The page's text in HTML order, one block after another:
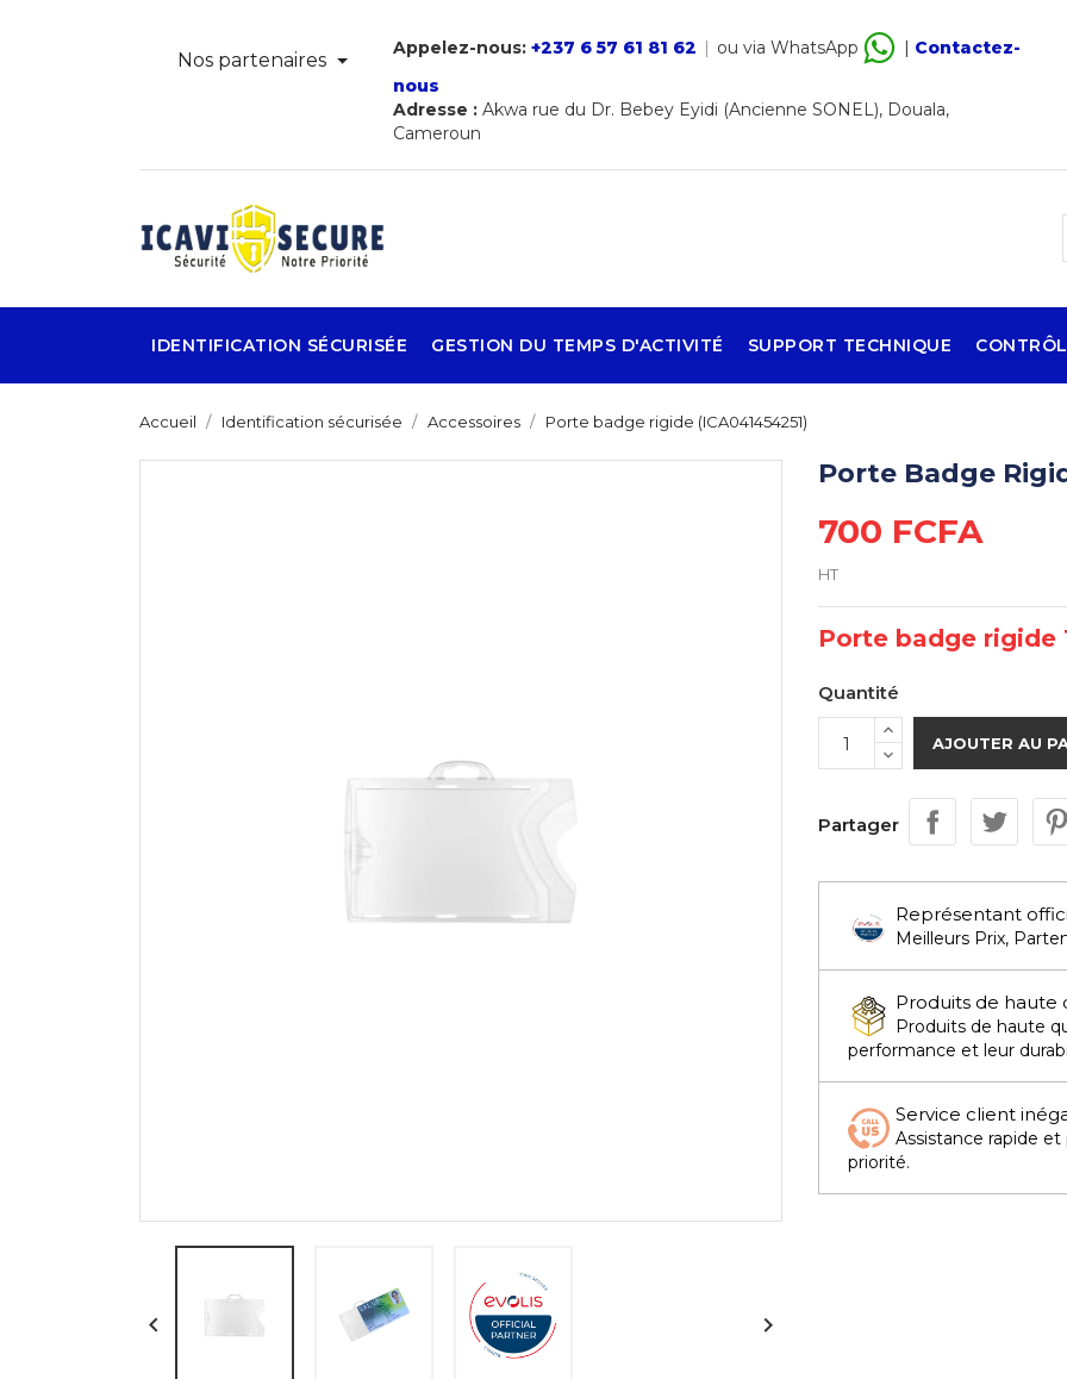
Nos partenaires
Appelez-nous:+237 6 57 61 81 62 | ou via WhatsApp | Contactez-
nous
Adresse : Akwa rue du Dr. Bebey Eyidi (Ancienne SONEL), Douala,
Cameroun
IDENTIFICATION SÉCURISÉE GESTION DU TEMPS D'ACTIVITÉ SUPPORT TECHNIQUE
Accueil Identification sécurisée Accessoires Porte badge rigide (ICA041454251)
 
Porte Badge
700 FCFA
HT
Porte badge rigide
Quantité
AJOUTER AU
Partager
Représentant
Meilleurs Prix,
Produits de haute
Produits de haute
performance et leur
Service client
Assistance rapide
priorité.